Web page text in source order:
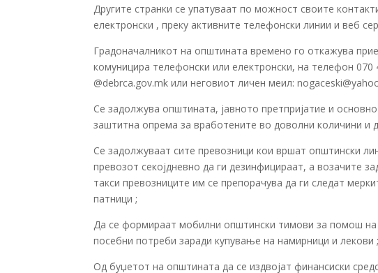
Другите странки се упатуваат по можност своите
електронски , преку активните телефонски линии и веб
Градоначалникот на општината времено го откажува
комуницира телефонски или електронски, на телефон
@debrca.gov.mk или неговиот личен меил:
Се задолжува општината, јавното претпријатие и
заштитна опрема за вработените во доволни количини и
Се задолжуваат сите превозници кои вршат општински
превозот секојдневно да ги дезинфицираат, а возачите
такси превозниците им се препорачува да ги следат
патници ;
Да се формираат мобилни општински тимови за помош
посебни потреби заради купување на намирници и лекови ;
Од буџетот на општината да се издвојат финансиски